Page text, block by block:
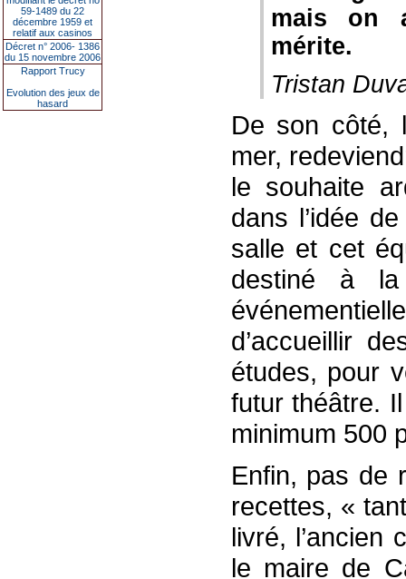
59-1489 du 22
décembre 1959 et
relatif aux casinos
Décret n° 2006- 1386
du 15 novembre 2006
Rapport Trucy
Evolution des jeux de
hasard
mais on
mérite.
Tristan
De son côté,
mer,
le souhaite
dans l’idée
salle et cet
destiné à la
d’accueillir
études, pour
futur théâtre.
minimum 500
Enfin, pas de
recettes, «
livré, l’ancien
le maire de